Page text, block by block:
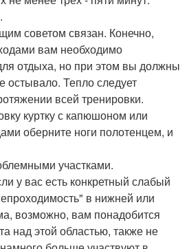
советом связан. Конечно,
вам необходимо
отдыха, но при этом вы должны
остывало. Тепло следует
всей тренировки.
куртку с капюшоном или
оберните ноги полотенцем, и
участками.
у вас есть конкретный слабый
в нижней или
возможно, вам понадобится
над этой областью, также не